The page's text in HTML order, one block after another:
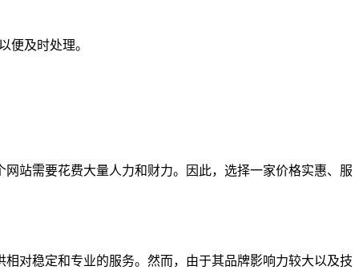
便及时处理。
站需要花费大量人力和财力。因此，选择一家价格实惠、服
对稳定和专业的服务。然而，由于其品牌影响力较大以及技